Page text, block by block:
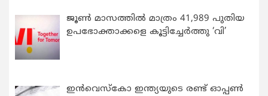
ജൂൺ മാസത്തിൽ മാത്രം 41,989 പുതിയ
ഉപഭോക്താക്കളെ കൂട്ടിച്ചേർത്തു ‘വി’
ഇന്‍വെസ്കോ ഇന്ത്യയുടെ രണ്ട് ഓപ്പണ്‍